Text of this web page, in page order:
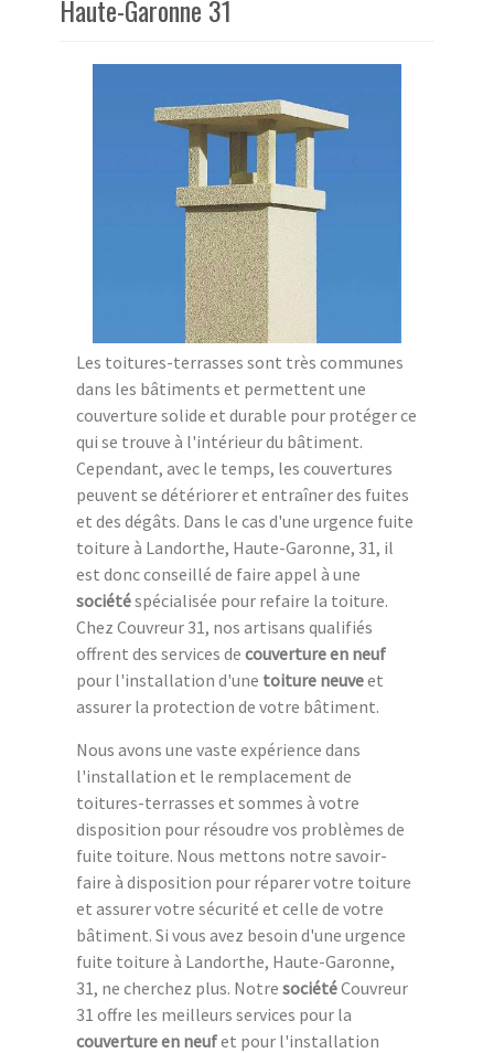
Haute-Garonne 31
Les toitures-terrasses sont très communes
dans les bâtiments et permettent une
couverture solide et durable pour protéger ce
qui se trouve à l'intérieur du bâtiment.
Cependant, avec le temps, les couvertures
peuvent se détériorer et entraîner des fuites
et des dégâts. Dans le cas d'une urgence fuite
toiture à Landorthe, Haute-Garonne, 31, il
est donc conseillé de faire appel à une
sociétéspécialisée pour refaire la toiture.
Chez Couvreur 31, nos artisans qualifiés
offrent des services de couverture en neuf
pour l'installation d'une toiture neuveet
assurer la protection de votre bâtiment.
Nous avons une vaste expérience dans
l'installation et le remplacement de
toitures-terrasses et sommes à votre
disposition pour résoudre vos problèmes de
fuite toiture. Nous mettons notre savoir-
faire à disposition pour réparer votre toiture
et assurer votre sécurité et celle de votre
bâtiment. Si vous avez besoin d'une urgence
fuite toiture à Landorthe, Haute-Garonne,
31, ne cherchez plus. Notre sociétéCouvreur
31 offre les meilleurs services pour la
couverture en neufet pour l'installation